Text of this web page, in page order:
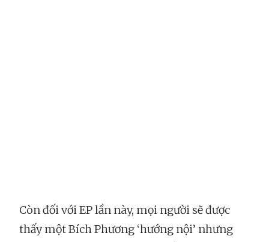
Còn đối với EP lần này, mọi người sẽ được
thấy một Bích Phương ‘hướng nội’ nhưng